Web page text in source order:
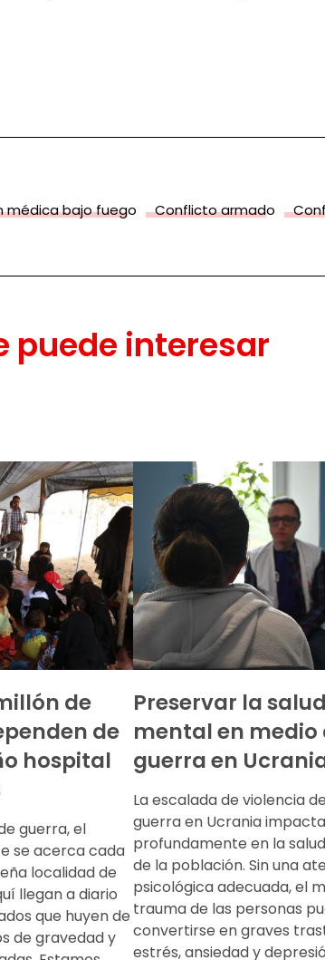
médica bajo fuego Conflicto armado
puede interesar
de
de
hospital
guerra, el
se acerca cada
localidad de
llegan a diario
que huyen de
de gravedad y
Preservar la salud
mental en medio
guerra en
La escalada de violencia
guerra en Ucrania impacta
profundamente en la
de la población. Sin una
psicológica adecuada, el
trauma de las personas
convertirse en graves
estrés, ansiedad y